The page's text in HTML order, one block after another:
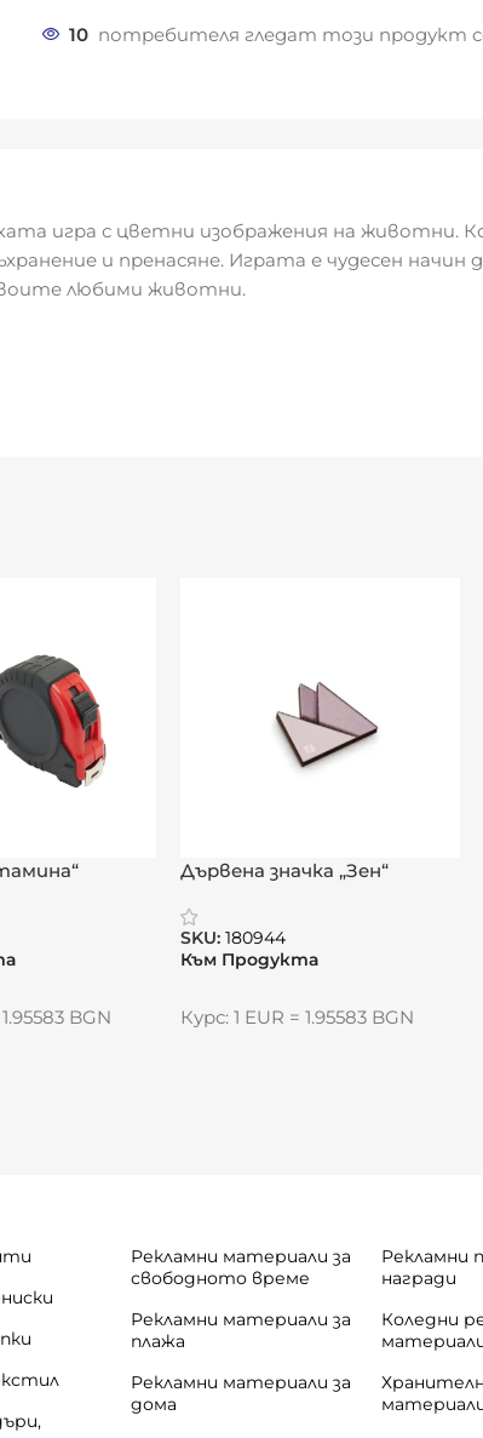
10 потребителя гледат този продукт
игра с цветни изображения на животни.
и пренасяне. Играта е чудесен начин
любими животни.
BGN
Дървена значка „Зен“
SKU:180944
Към Продукта
Курс: 1 EUR = 1.95583 BGN
Рекламни материали за
свободното време
Рекламни материали за
плажа
Рекламни материали за
дома
Рекламни
награди
Коледни